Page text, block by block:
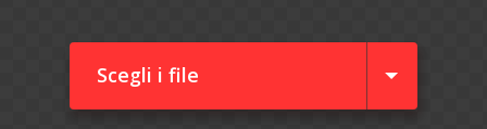
Scegli i file